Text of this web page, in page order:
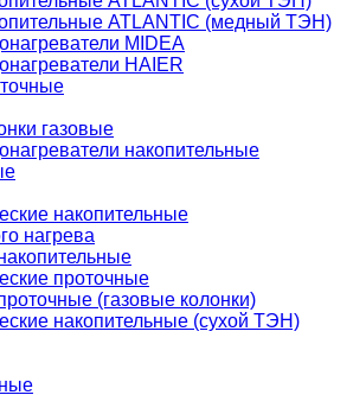
ATLANTIC (медный ТЭН)
MIDEA
HAIER
газовые
накопительные
накопительные
нагрева
проточные
(газовые колонки)
накопительные (сухой ТЭН)